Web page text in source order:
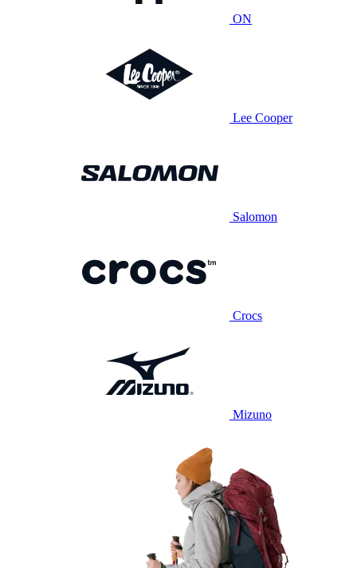
ON
Lee Cooper
Salomon
Crocs
Mizuno